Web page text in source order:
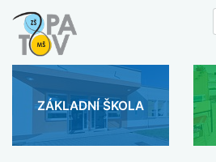
ZÁKLADNÍ ŠKOLA